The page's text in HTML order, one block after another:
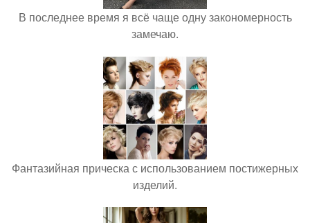
В последнее время я всё чаще одну закономерность
замечаю.
Фантазийная прическа с использованием постижерных
изделий.